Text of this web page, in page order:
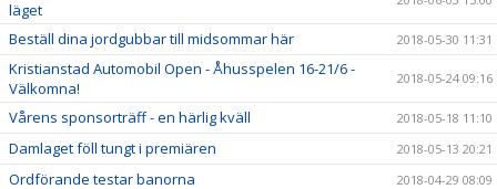
läget
Beställ dina jordgubbar till midsommar här 2018-05-30 11:31
Kristianstad Automobil Open - Åhusspelen 16-21/6 -
Välkomna!
2018-05-24 09:16
Vårens sponsorträff - en härlig kväll 2018-05-18 11:10
Damlaget föll tungt i premiären 2018-05-13 20:21
Ordförande testar banorna 2018-04-29 08:09